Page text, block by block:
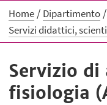
Home
Dipartimento
Servizi didattici,
Servizio di
fisiologia